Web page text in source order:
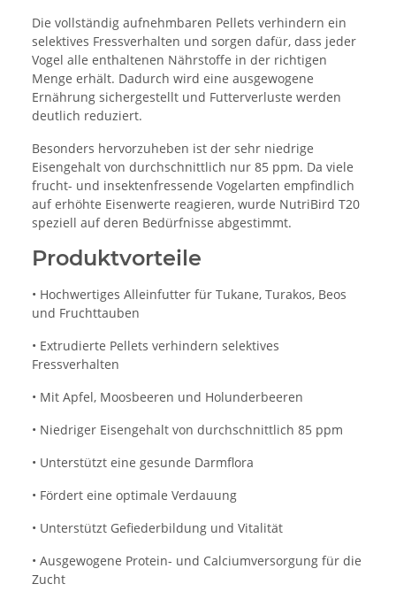
Die vollständig aufnehmbaren Pellets verhindern ein
selektives Fressverhalten und sorgen dafür, dass jeder
Vogel alle enthaltenen Nährstoffe in der richtigen
Menge erhält. Dadurch wird eine ausgewogene
Ernährung sichergestellt und Futterverluste werden
deutlich reduziert.
Besonders hervorzuheben ist der sehr niedrige
Eisengehalt von durchschnittlich nur 85 ppm. Da viele
frucht- und insektenfressende Vogelarten empfindlich
auf erhöhte Eisenwerte reagieren, wurde NutriBird T20
speziell auf deren Bedürfnisse abgestimmt.
Produktvorteile
• Hochwertiges Alleinfutter für Tukane, Turakos, Beos
und Fruchttauben
• Extrudierte Pellets verhindern selektives
Fressverhalten
• Mit Apfel, Moosbeeren und Holunderbeeren
• Niedriger Eisengehalt von durchschnittlich 85 ppm
• Unterstützt eine gesunde Darmflora
• Fördert eine optimale Verdauung
• Unterstützt Gefiederbildung und Vitalität
• Ausgewogene Protein- und Calciumversorgung für die
Zucht